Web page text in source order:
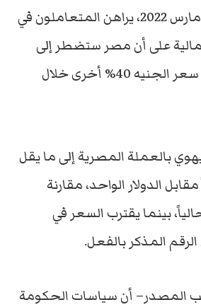
مقابل الدولار منذ مارس 2022، يراهن المتعاملون في
على أن مصر ستضطر إلى
السماح بانخفاض سعر الجنيه 40% أخرى خلال
بالعملة المصرية إلى ما يقل
جنيهاً مقابل الدولار الواحد، مقارنة
حالياً، بينما يقترب السعر في
المذكر بالفعل.
المصدر– أن سياسات الحكومة